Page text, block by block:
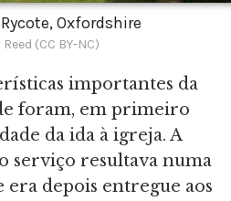
Oxfordshire
(CC BY-NC)
importantes da
foram, em primeiro
da ida à igreja. A
serviço resultava numa
era depois entregue aos